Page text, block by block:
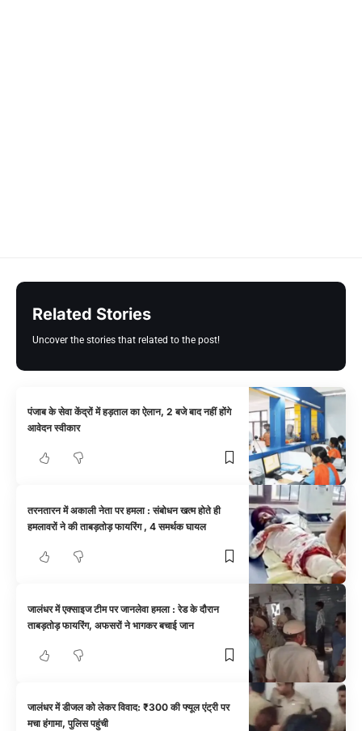
Related Stories
Uncover the stories that related to the post!
पंजाब के सेवा केंद्रों में हड़ताल का ऐलान, 2 बजे बाद नहीं होंगे
आवेदन स्वीकार
तरनतारन में अकाली नेता पर हमला : संबोधन खत्म होते ही
हमलावरों ने की ताबड़तोड़ फायरिंग , 4 समर्थक घायल
जालंधर में एक्साइज टीम पर जानलेवा हमला : रेड के दौरान
ताबड़तोड़ फायरिंग, अफसरों ने भागकर बचाई जान
जालंधर में डीजल को लेकर विवाद: ₹300 की फ्यूल एंट्री पर
मचा हंगामा, पुलिस पहुंची